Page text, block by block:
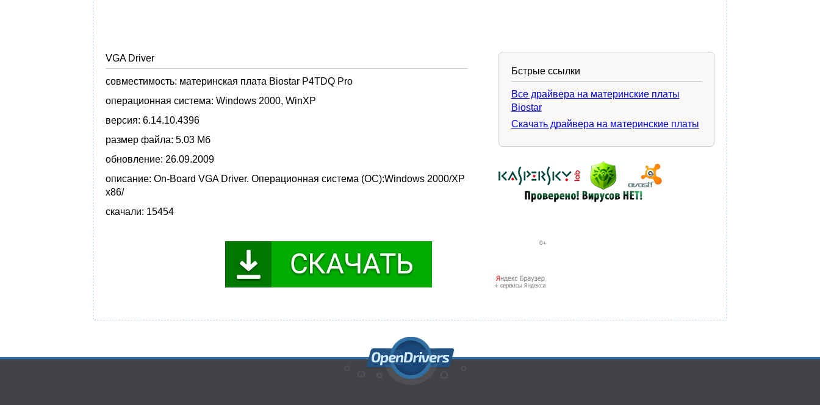
VGA Driver
совместимость: материнская плата Biostar P4TDQ Pro
операционная система: Windows 2000, WinXP
версия: 6.14.10.4396
размер файла: 5.03 Мб
обновление: 26.09.2009
описание: On-Board VGA Driver. Операционная система (ОС):Windows 2000/XP
x86/
скачали: 15454
Бстрые ссылки
Все драйвера на материнские платы
Biostar
Скачать драйвера на материнские платы